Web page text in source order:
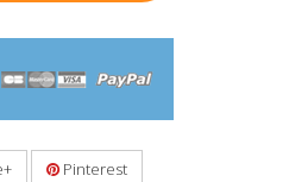
Pinterest